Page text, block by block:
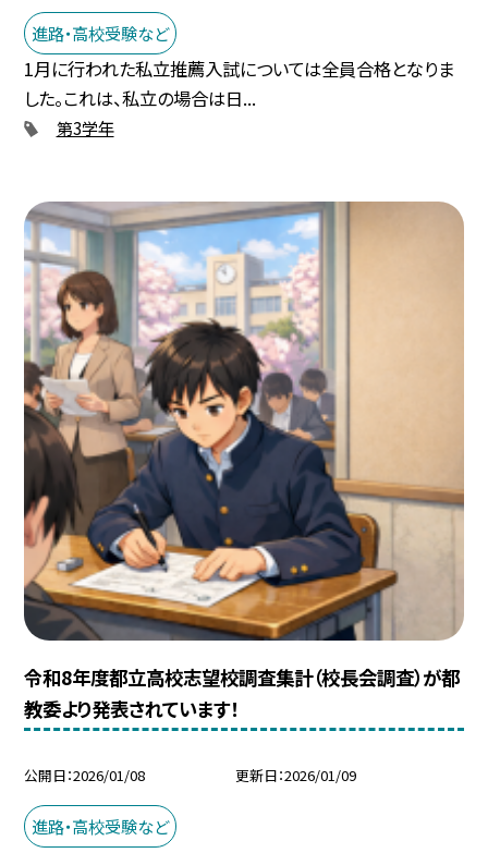
進路・高校受験など
1月に行われた私立推薦入試については全員合格となりま
した。これは、私立の場合は日...
第3学年
令和8年度都立高校志望校調査集計（校長会調査）が都
教委より発表されています！
公開日 2026/01/08 更新日 2026/01/09
進路・高校受験など